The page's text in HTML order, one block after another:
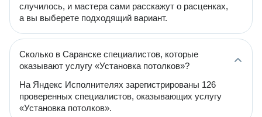
случилось, и мастера сами расскажут о расценках,
а вы выберете подходящий вариант.
Сколько в Саранске специалистов, которые
оказывают услугу «Установка потолков»?
На Яндекс Исполнителях зарегистрированы 126
проверенных специалистов, оказывающих услугу
«Установка потолков».